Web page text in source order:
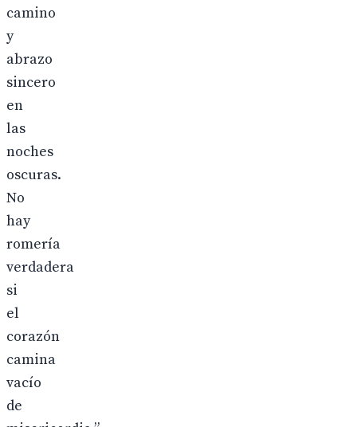
camino
y
abrazo
sincero
en
las
noches
oscuras.
No
hay
romería
verdadera
si
el
corazón
camina
vacío
de